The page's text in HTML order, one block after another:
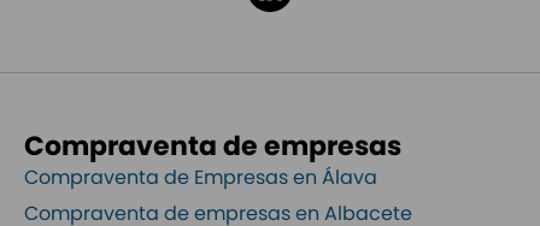
Compraventa de empresas
Compraventa de Empresas en Álava
Compraventa de empresas en Albacete